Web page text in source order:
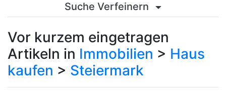
Suche Verfeinern
Vor kurzem eingetragen
Artikeln in Immobilien > Haus
kaufen > Steiermark